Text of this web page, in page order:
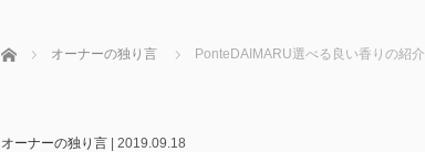
ホーム オーナーの独り言 PonteDAIMARU選べる良い香りの紹介
オーナーの独り言| 2019.09.18